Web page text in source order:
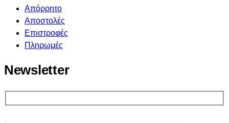
Απόρρητο
Αποστολές
Επιστροφές
Πληρωμές
Newsletter